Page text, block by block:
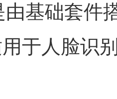
基础套件
于人脸识